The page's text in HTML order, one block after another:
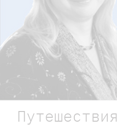
Путешествия